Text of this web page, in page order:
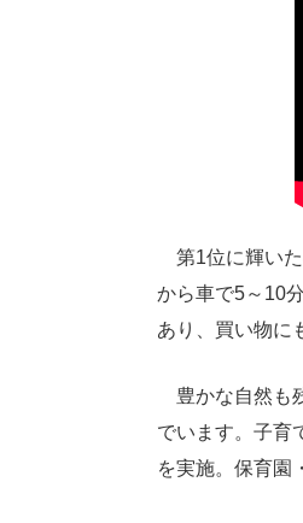
第1位に輝いた
から車で5～10
あり、買い物に
豊かな自然も
でいます。子育
を実施。保育園